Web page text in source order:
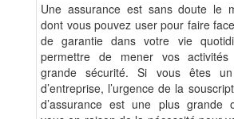
Une assurance est sans doute le
dont vous pouvez user pour faire
de garantie dans votre vie
permettre de mener vos
grande sécurité. Si vous êtes un
d’entreprise, l’urgence de la
d’assurance est une plus grande